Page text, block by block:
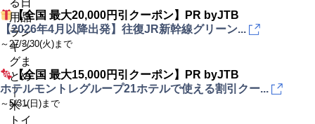
【全国 最大20,000円引クーポン】PR byJTB
【2026年4月以降出発】往復JR新幹線グリーン...
～27/3/30(火)まで
【全国 最大15,000円引クーポン】PR byJTB
ホテルモントレグループ21ホテルで使える割引クー...
～5/31(日)まで